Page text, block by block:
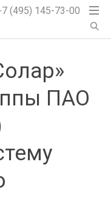
(495) 145-73-00
ПАО